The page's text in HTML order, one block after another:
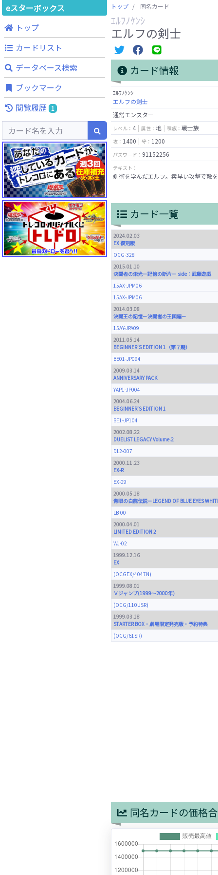
eスターボックス
トップ
カードリスト
データベース検索
ブックマーク
閲覧履歴
1
トップ 同名カード
ｴﾙﾌﾉｹﾝｼ
エルフの剣士
カード情報
ｴﾙﾌﾉｹﾝｼ
エルフの剣士
通常モンスター
レベル： 4 属性： 地 種族： 戦士族
攻： 1400 守： 1200
パスワード： 91152256
テキスト：
剣術を学んだエルフ。素早い攻撃で敵
カード一覧
2024.02.03
EX 復刻版
OCG-328
2015.01.10
決闘者の栄光－記憶の断片－ side：武藤遊戯
15AX-JPM06
15AX-JPM06
2014.03.08
決闘王の記憶－決闘者の王国編－
15AY-JPA09
2011.05.14
BEGINNER'S EDITION 1（第７期）
BE01-JP094
2009.03.14
ANNIVERSARY PACK
YAP1-JP004
2004.06.24
BEGINNER'S EDITION 1
BE1-JP104
2002.08.22
DUELIST LEGACY Volume.2
DL2-007
2000.11.23
EX-R
EX-09
2000.05.18
青眼の白龍伝説－LEGEND OF BLUE EYES
LB-00
2000.04.01
LIMITED EDITION 2
WJ-02
1999.12.16
EX
(OCGEX/4047N)
1999.08.01
Ｖジャンプ(1999～2000年)
(OCG/110USR)
1999.03.18
STARTER BOX・劇場限定発売版・予約特典
(OCG/61SR)
同名カードの価格